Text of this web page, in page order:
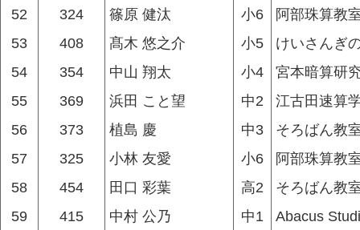
52
324 篠原 健汰 小6
阿部珠算教
53
408 髙木 悠之介 小5
けいさんぎ
54
354 中山 翔太 小4
宮本暗算研
55
369 浜田 こと望 中2
江古田速算
56
373 植島 慶 中3
そろばん教
57
325 小林 友愛 小6
阿部珠算教
58
454 田口 彩葉 高2
そろばん教
59
415 中村 公乃 中1 Abacus